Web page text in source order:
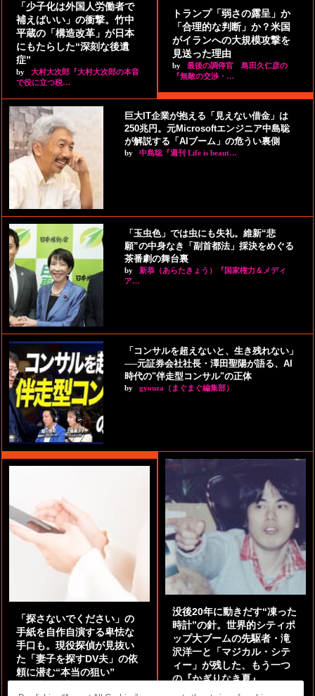
「少子化は外国人労働者で
補えばいい」の衝撃。竹中
平蔵の「構造改革」が日本
にもたらした“深刻な後遺
症”
by
大村大次郎『大村大次郎の本音
で役に立つ税…
トランプ「弱さの露呈」か
「合理的な判断」か？米国
がイランへの大規模攻撃を
見送った理由
by
最後の調停官 島田久仁彦の
『無敵の交渉・…
巨大IT企業が抱える「見えない借金」は
250兆円。元Microsoftエンジニア中島聡
が解説する「AIブーム」の危うい裏側
by 中島聡『週刊 Life is beaut…
「玉虫色」では虫にも失礼。維新“悲
願”の中身なき「副首都法」採決をめぐる
茶番劇の舞台裏
by
新恭（あらたきょう）『国家権力＆メディ
ア…
「コンサルを超えないと、生き残れない」
──元証券会社社長・澤田聖陽が語る、AI
時代の"伴走型コンサル"の正体
by gyouza（まぐまぐ編集部）
「探さないでください」の
手紙を自作自演する卑怯な
手口も。現役探偵が見抜い
た「妻子を探すDV夫」の依
頼に潜む“本当の狙い”
没後20年に動きだす“凍った
時計”の針。世界的シティポ
ップ大ブームの先駆者・滝
沢洋一と「マジカル・シテ
ィー」が残した、もう一つ
の『かぎりなき夏』